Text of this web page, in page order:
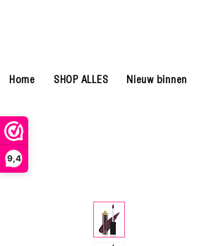
9,4
Home SHOP ALLES Nieuw binnen